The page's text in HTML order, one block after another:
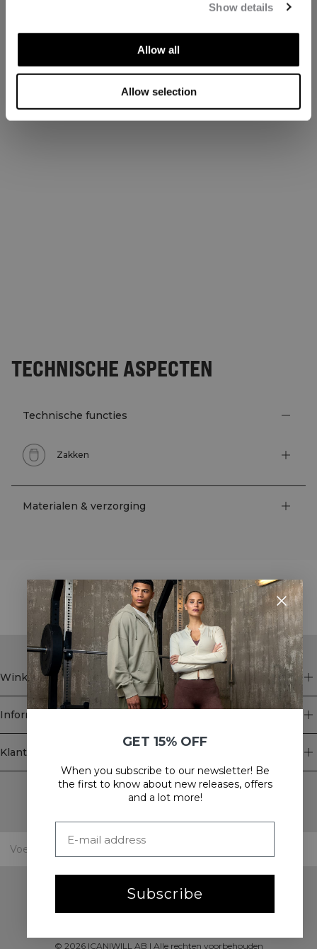
Show details
Allow all
Allow selection
TECHNISCHE ASPECTEN
Technische functies
Zakken
Materialen & verzorging
STYLE WITH
Winkel
Informatie
Klantenservice
Newsletter
Schrijf je voor onze nieuwsbrief! Ontvang exclusieve
© 2026ICANIWILL AB | Alle rechten voorbehouden
GET 15% OFF
When you subscribe to our newsletter! Be
the first to know about new releases, offers
and a lot more!
Subscribe